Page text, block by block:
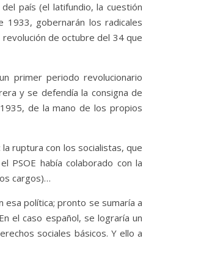
país (el latifundio, la cuestión
gobernarán los radicales
de octubre del 34 que
primer periodo revolucionario
y se defendía la consigna de
de la mano de los propios
ruptura con los socialistas, que
PSOE había colaborado con la
cargos)…
esa política; pronto se sumaría a
el caso español, se lograría un
sociales básicos. Y ello a